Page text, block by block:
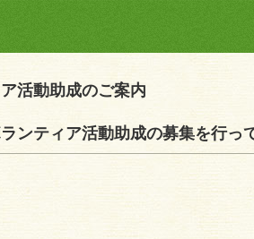
活動助成のご案内
ティア活動助成の募集を行っ